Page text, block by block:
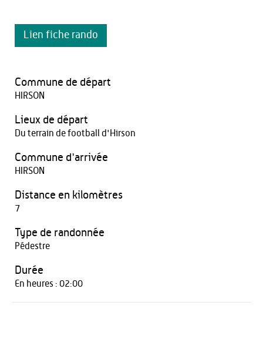
Lien fiche rando
Commune de départ
HIRSON
Lieux de départ
Du terrain de football d'Hirson
Commune d'arrivée
HIRSON
Distance en kilomètres
7
Type de randonnée
Pédestre
Durée
En heures : 02:00